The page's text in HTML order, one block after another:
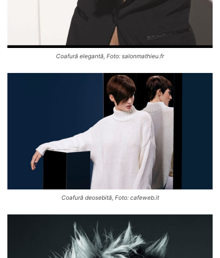
Coafură elegantă, Foto: salonmathieu.fr
Coafură deosebită, Foto: cafeweb.it